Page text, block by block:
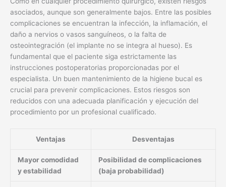
asociados, aunque son generalmente bajos. Entre las posibles
complicaciones se encuentran la infección, la inflamación, el
daño a nervios o vasos sanguíneos, o la falta de
osteointegración (el implante no se integra al hueso). Es
fundamental que el paciente siga estrictamente las
instrucciones postoperatorias proporcionadas por el
especialista. Un buen mantenimiento de la higiene bucal es
crucial para prevenir complicaciones. Estos riesgos son
reducidos con una adecuada planificación y ejecución del
procedimiento por un profesional cualificado.
Ventajas Desventajas
Mayor comodidad
y estabilidad
Posibilidad de complicaciones
(baja probabilidad)